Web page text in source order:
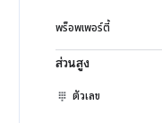
พร็อพเพอร์ตี้
ส่วนสูง
ตัวเลข